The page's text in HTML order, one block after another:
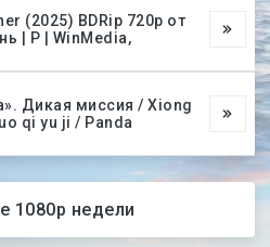
(2025) BDRip 720p от
| P | WinMedia,
Дикая миссия / Xiong
qi yu ji / Panda
1080p недели